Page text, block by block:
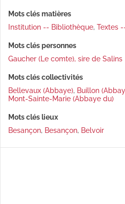
Mots clés matières
Institution -- Bibliothèque, Textes
Mots clés personnes
Gaucher (Le comte), sire de Salins
Mots clés collectivités
Bellevaux (Abbaye), Buillon
Mont-Sainte-Marie (Abbaye du)
Mots clés lieux
Besançon, Besançon, Belvoir